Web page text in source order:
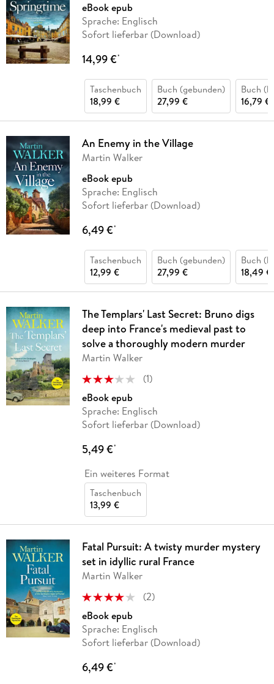
eBook epub
Sprache: Englisch
Sofort lieferbar (Download)
14,99 €*
Taschenbuch
18,99 €
Buch (gebunden)
27,99 €
Buch
16,79 €
An Enemy in the Village
Martin Walker
eBook epub
Sprache: Englisch
Sofort lieferbar (Download)
6,49 €*
Taschenbuch
12,99 €
Buch (gebunden)
27,99 €
Buch
18,49 €
The Templars' Last Secret: Bruno digs
deep into France's medieval past to
solve a thoroughly modern murder
Martin Walker
(1)
eBook epub
Sprache: Englisch
Sofort lieferbar (Download)
5,49 €*
Ein weiteres Format
Taschenbuch
13,99 €
Fatal Pursuit: A twisty murder mystery
set in idyllic rural France
Martin Walker
(2)
eBook epub
Sprache: Englisch
Sofort lieferbar (Download)
6,49 €*